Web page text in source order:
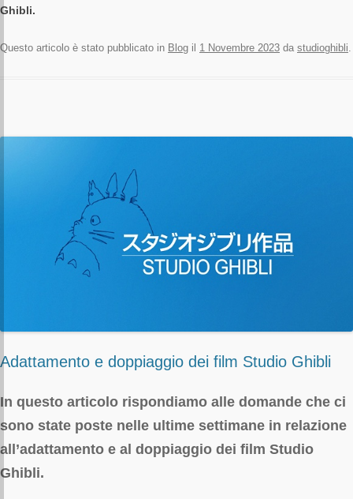
Ghibli.
Questo articolo è stato pubblicato in Blog il 1 Novembre 2023 da studioghibli
Adattamento e doppiaggio dei film Studio Ghibli
In questo articolo rispondiamo alle domande che ci
sono state poste nelle ultime settimane in relazione
all’adattamento e al doppiaggio dei film Studio
Ghibli.